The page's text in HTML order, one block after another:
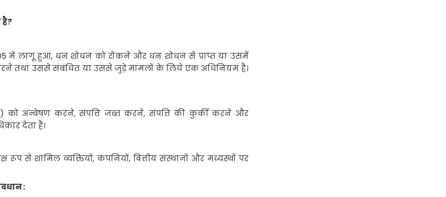
है?
में लागू हुआ, धन शोधन को रोकने और धन शोधन से प्राप्त या उसमें
तथा उससे संबंधित या उससे जुड़े मामलों के लिये एक अधिनियम है।
) को अन्वेषण करने,संपत्ति जब्त करने, संपत्ति की कुर्की करने और
देता है।
रूप से शामिल व्यक्तियों, कंपनियों, वित्तीय संस्थानों और मध्यस्थों पर
: